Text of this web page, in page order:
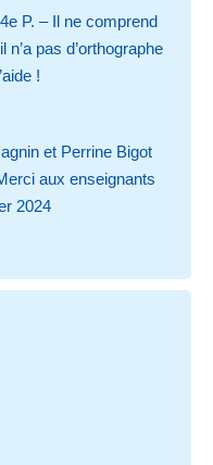
P. – Il ne comprend
n’a pas d’orthographe
!
et Perrine Bigot
aux enseignants
2024